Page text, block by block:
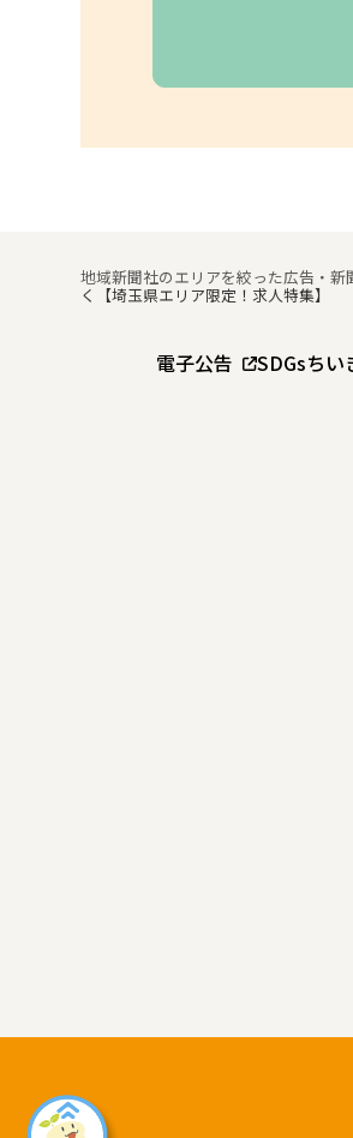
地域新聞社のエリアを絞った広告・新
く【埼玉県エリア限定！求人特集】
電子公告 SDGsちい